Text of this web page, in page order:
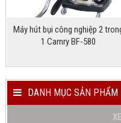
Máy hút bụi công nghiệp 2
1 Camry BF-580
DANH MỤC SẢN PHẨM